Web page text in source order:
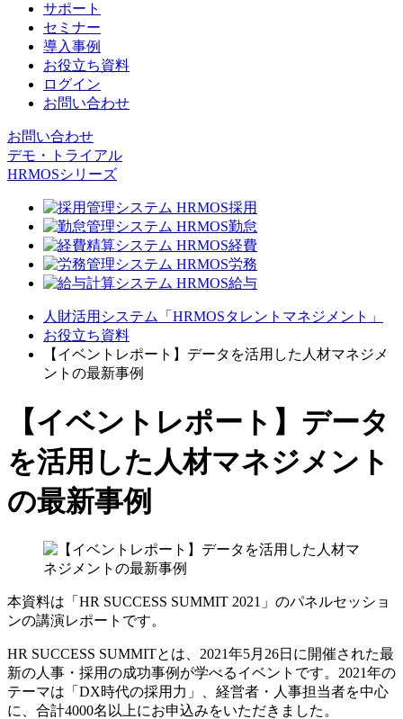
サポート
セミナー
導入事例
お役立ち資料
ログイン
お問い合わせ
お問い合わせ
デモ・トライアル
HRMOSシリーズ
人財活用システム「HRMOSタレントマネジメント」
お役立ち資料
【イベントレポート】データを活用した人材マネジメ
ントの最新事例
【イベントレポート】データ
を活用した人材マネジメント
の最新事例
本資料は「HR SUCCESS SUMMIT 2021」のパネルセッショ
ンの講演レポートです。
HR SUCCESS SUMMITとは、2021年5月26日に開催された最
新の人事・採用の成功事例が学べるイベントです。2021年の
テーマは「DX時代の採用力」、経営者・人事担当者を中心
に、合計4000名以上にお申込みをいただきました。